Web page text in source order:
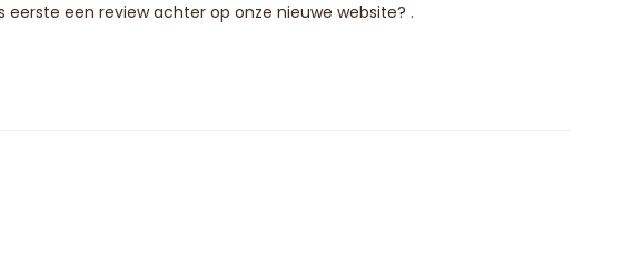
een review achter op onze nieuwe website? .